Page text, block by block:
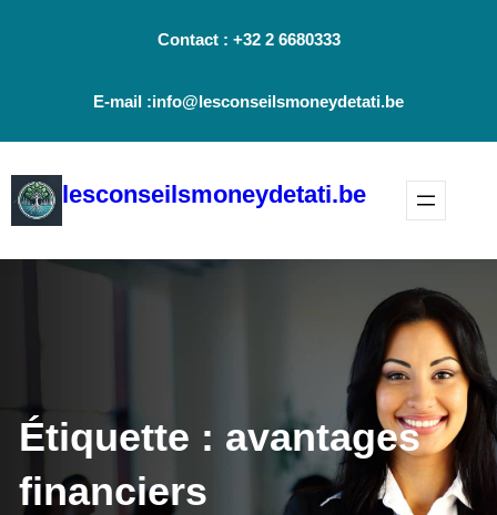
Contact : +32 2 6680333
E-mail :info@lesconseilsmoneydetati.be
lesconseilsmoneydetati.be
Étiquette : avantages
financiers